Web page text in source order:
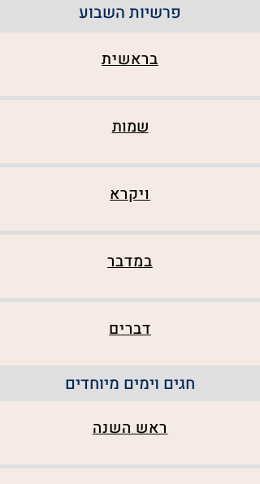
פרשיות השבוע
בראשית
שמות
ויקרא
במדבר
דברים
חגים וימים מיוחדים
ראש השנה